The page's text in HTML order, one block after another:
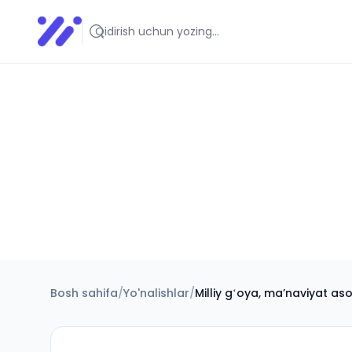
Infoedu
Ta&#039;lim xabarlari va yangiliklari
Bosh sahifa/Yo'nalishlar/Milliy gʻoya, maʼnaviyat